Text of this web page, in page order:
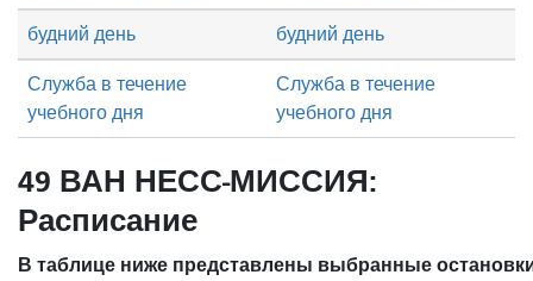
будний день будний день
Служба в течение
учебного дня
Служба в течение
учебного дня
49 ВАН НЕСС-МИССИЯ:
Расписание
В таблице ниже представлены выбранные